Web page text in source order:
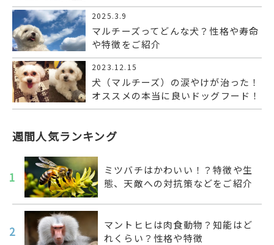
2025.3.9
マルチーズってどんな犬？性格や寿命
や特徴をご紹介
2023.12.15
犬（マルチーズ）の涙やけが治った！
オススメの本当に良いドッグフード！
週間人気ランキング
1
ミツバチはかわいい！？特徴や生
態、天敵への対抗策などをご紹介
2
マントヒヒは肉食動物？知能はど
れくらい？性格や特徴